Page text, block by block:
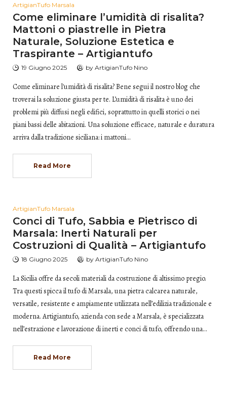
ArtigianTufo Marsala
Come eliminare l’umidità di risalita?
Mattoni o piastrelle in Pietra
Naturale, Soluzione Estetica e
Traspirante – Artigiantufo
19 Giugno 2025 by ArtigianTufo Nino
Come eliminare l'umidità di risalita? Bene segui il nostro blog che
troverai la soluzione giusta per te. L’umidità di risalita è uno dei
problemi più diffusi negli edifici, soprattutto in quelli storici o nei
piani bassi delle abitazioni. Una soluzione efficace, naturale e duratura
arriva dalla tradizione siciliana: i mattoni…
Read More
ArtigianTufo Marsala
Conci di Tufo, Sabbia e Pietrisco di
Marsala: Inerti Naturali per
Costruzioni di Qualità – Artigiantufo
18 Giugno 2025 by ArtigianTufo Nino
La Sicilia offre da secoli materiali da costruzione di altissimo pregio.
Tra questi spicca il tufo di Marsala, una pietra calcarea naturale,
versatile, resistente e ampiamente utilizzata nell’edilizia tradizionale e
moderna. Artigiantufo, azienda con sede a Marsala, è specializzata
nell’estrazione e lavorazione di inerti e conci di tufo, offrendo una…
Read More